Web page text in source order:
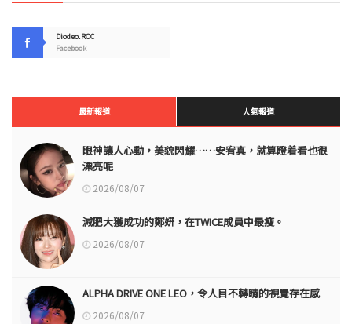
Diodeo.ROC
Facebook
最新報道 人氣報道
眼神讓人心動，美貌閃耀……安宥真，就算瞪着看也很
漂亮呢
2026/08/07
減肥大獲成功的鄭妍，在TWICE成員中最瘦。
2026/08/07
ALPHA DRIVE ONE LEO，令人目不轉睛的視覺存在感
2026/08/07